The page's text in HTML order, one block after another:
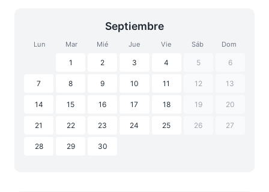
Septiembre
Lun Mar Mié Jue Vie Sáb Dom
1 2 3 4 5 6
7 8 9 10 11 12 13
14 15 16 17 18 19 20
21 22 23 24 25 26 27
28 29 30